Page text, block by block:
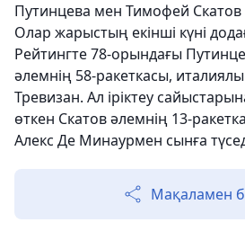
Путинцева мен Тимофей Скатов
Олар жарыстың екінші күні
Рейтингте 78-орындағы
әлемнің 58-ракеткасы,
Тревизан. Ал іріктеу
өткен Скатов әлемнің 13-
Алекс Де Минаурмен сынға
Мақаламен